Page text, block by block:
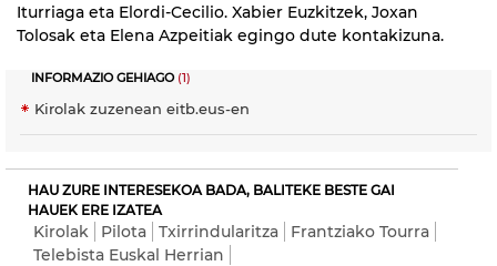
Iturriaga eta Elordi-Cecilio. Xabier Euzkitzek, Joxan
Tolosak eta Elena Azpeitiak egingo dute kontakizuna.
INFORMAZIO GEHIAGO(1)
Kirolak zuzenean eitb.eus-en
HAU ZURE INTERESEKOA BADA, BALITEKE BESTE GAI
HAUEK ERE IZATEA
Kirolak Pilota Txirrindularitza
Frantziako Tourra
Telebista Euskal Herrian